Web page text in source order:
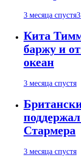
3 месяца спустя
Кита
баржу и
океан
3 месяца спустя
Стармера
3 месяца спустя